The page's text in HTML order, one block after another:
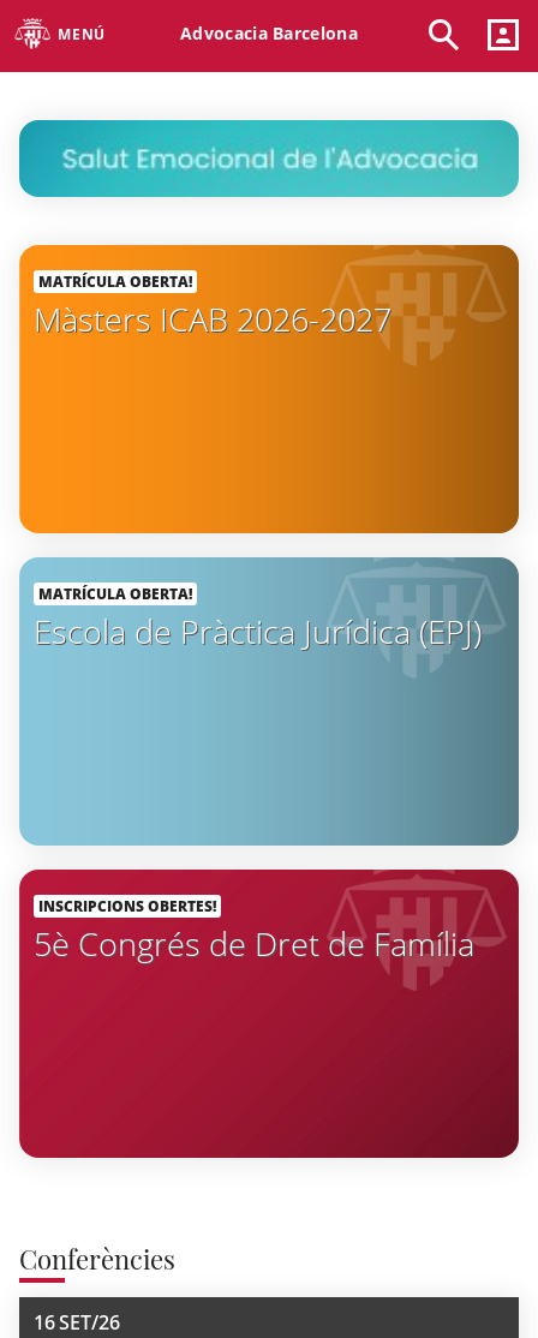
MENÚ Advocacia Barcelona
MATRÍCULA OBERTA!
Màsters ICAB 2026-2027
MATRÍCULA OBERTA!
Escola de Pràctica Jurídica (EPJ)
INSCRIPCIONS OBERTES!
5è Congrés de Dret de Família
Conferències
16SET/26